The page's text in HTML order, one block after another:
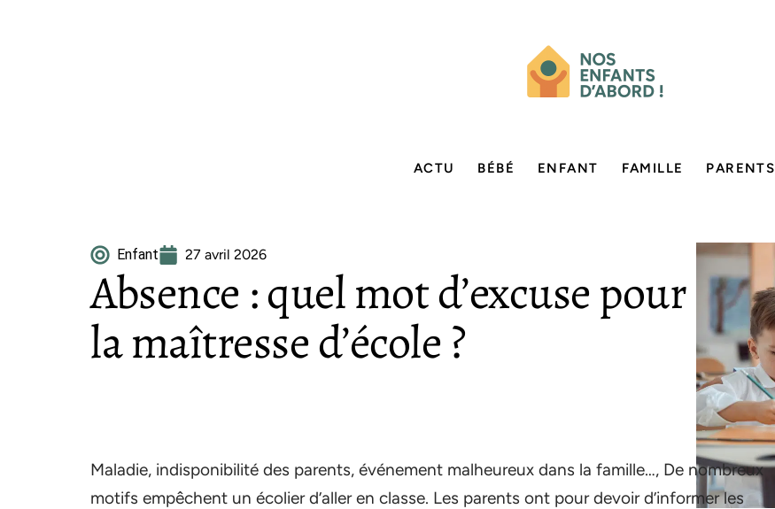
ACTU BÉBÉ ENFANT FAMILLE PARENTS
Enfant 27 avril 2026
Absence : quel mot d’excuse pour
la maîtresse d’école ?
Maladie, indisponibilité des parents, événement malheureux dans la famille…, De nombreux
motifs empêchent un écolier d’aller en classe. Les parents ont pour devoir d’informer les